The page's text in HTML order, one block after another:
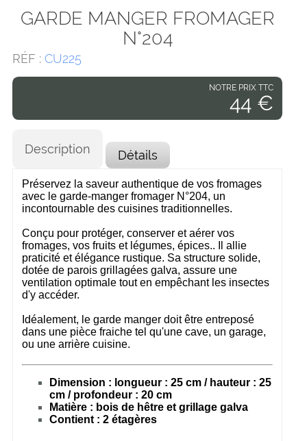
GARDE MANGER FROMAGER
N°204
RÉF : CU225
NOTRE PRIX TTC
44 €
Description Détails
Préservez la saveur authentique de vos fromages
avec le garde-manger fromager N°204, un
incontournable des cuisines traditionnelles.
Conçu pour protéger, conserver et aérer vos
fromages, vos fruits et légumes, épices.. Il allie
praticité et élégance rustique. Sa structure solide,
dotée de parois grillagées galva, assure une
ventilation optimale tout en empêchant les insectes
d'y accéder.
Idéalement, le garde manger doit être entreposé
dans une pièce fraiche tel qu'une cave, un garage,
ou une arrière cuisine.
dimension : longueur : 25 cm / hauteur : 25
cm / profondeur : 20 cm
matière : bois de hêtre et grillage galva
contient : 2 étagères